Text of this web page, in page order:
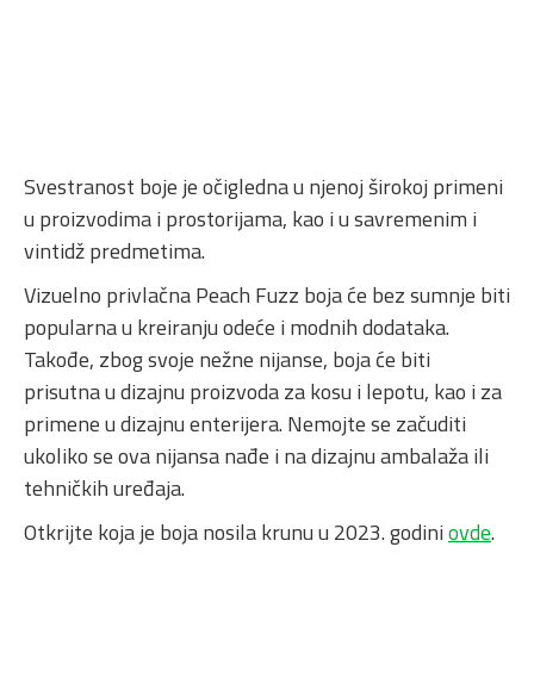
Svestranost boje je očigledna u njenoj širokoj primeni
u proizvodima i prostorijama, kao i u savremenim i
vintidž predmetima.
Vizuelno privlačna Peach Fuzz boja će bez sumnje biti
popularna u kreiranju odeće i modnih dodataka.
Takođe, zbog svoje nežne nijanse, boja će biti
prisutna u dizajnu proizvoda za kosu i lepotu, kao i za
primene u dizajnu enterijera. Nemojte se začuditi
ukoliko se ova nijansa nađe i na dizajnu ambalaža ili
tehničkih uređaja.
Otkrijte koja je boja nosila krunu u 2023. godiniovde.